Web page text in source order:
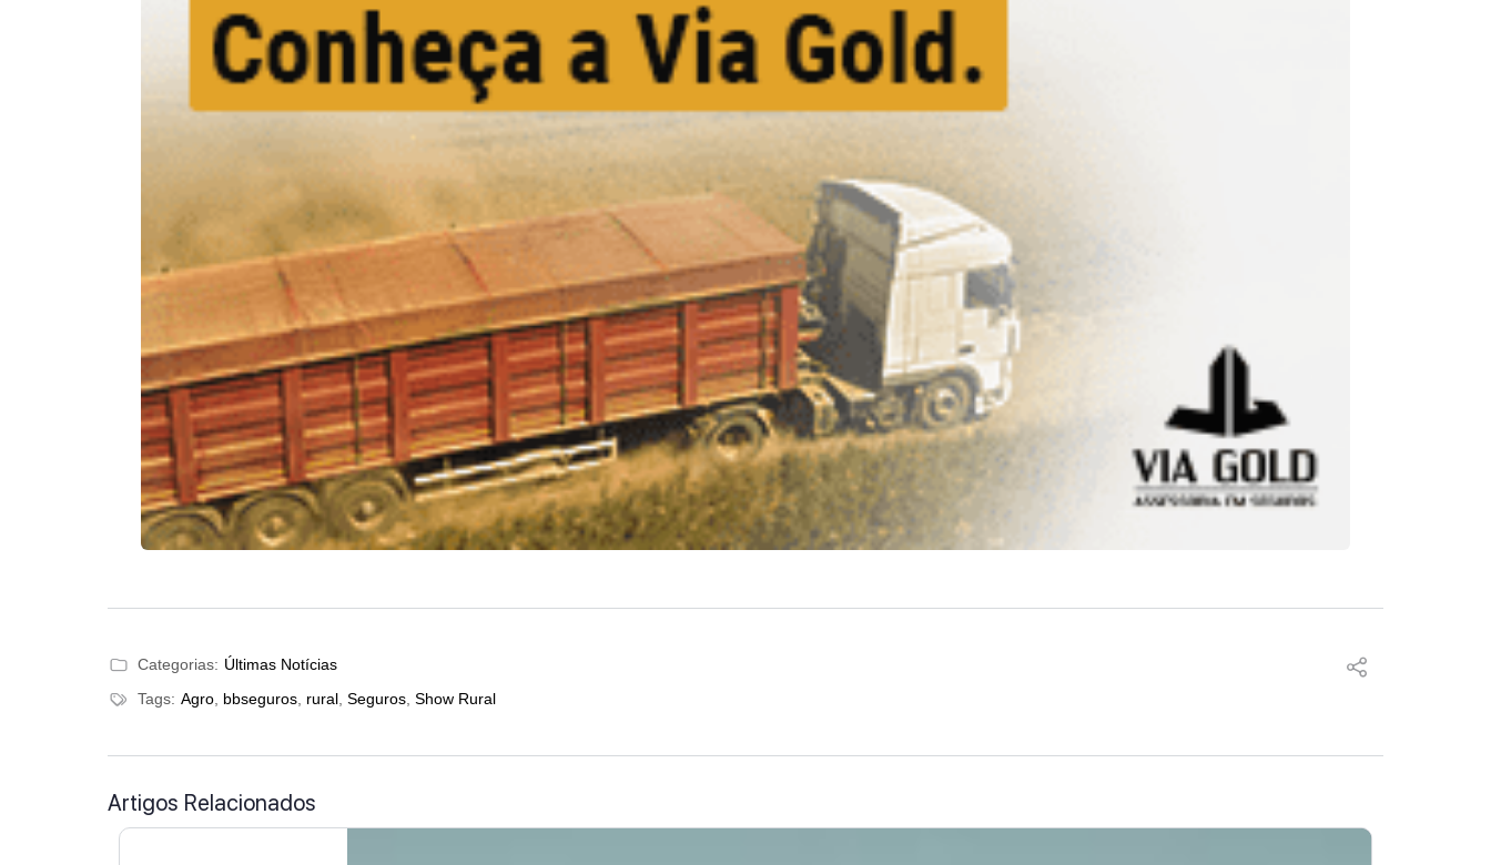
Categorias: Últimas Notícias
Tags: Agro, bbseguros, rural, Seguros, Show Rural
Artigos Relacionados